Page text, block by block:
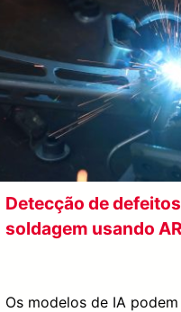
Detecção de
soldagem usando
Os modelos de IA